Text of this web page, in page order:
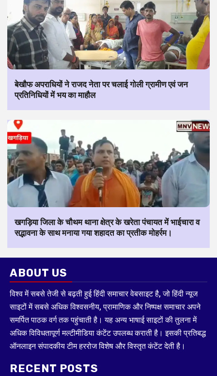
बेखौफ अपराधियों ने राजद नेता पर चलाई गोली ग्रामीण एवं जन
प्रतिनिधियों में भय का माहौल
खगड़िया जिला के चौथम थाना क्षेत्र के खरेता पंचायत में भाईचारा व
सद्भावना के साथ मनाया गया शहादत का प्रतीक मोहर्रम।
ABOUT US
विश्व में सबसे तेजी से बढ़ती हुई हिंदी समाचार वेबसाइट है, जो हिंदी न्यूज
साइटों में सबसे अधिक विश्वसनीय, प्रामाणिक और निष्पक्ष समाचार अपने
समर्पित पाठक वर्ग तक पहुंचाती है। यह अन्य भाषाई साइटों की तुलना में
अधिक विविधतापूर्ण मल्टीमीडिया कंटेंट उपलब्ध कराती है। इसकी प्रतिबद्ध
ऑनलाइन संपादकीय टीम हररोज विशेष और विस्तृत कंटेंट देती है।
RECENT POSTS